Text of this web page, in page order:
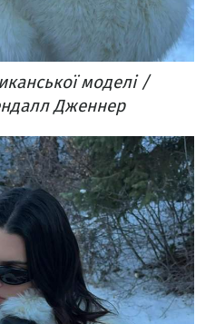
моделі /
Дженнер